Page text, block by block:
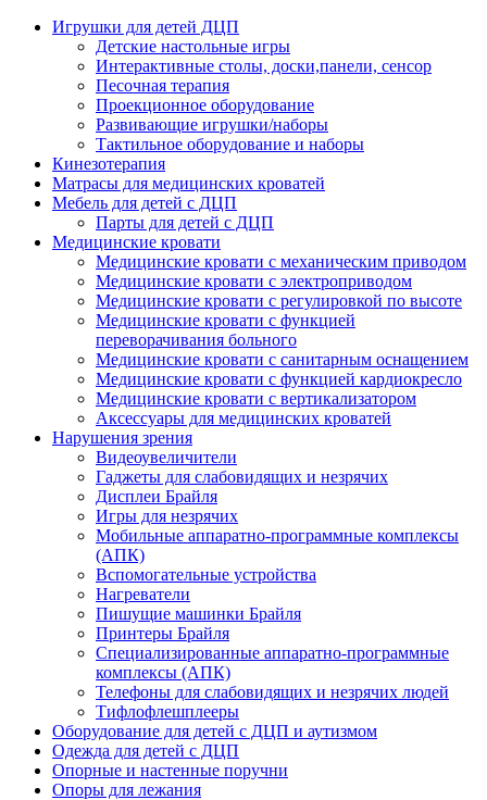
Игрушки для детей ДЦП
Детские настольные игры
Интерактивные столы, доски,панели, сенсор
Песочная терапия
Проекционное оборудование
Развивающие игрушки/наборы
Тактильное оборудование и наборы
Кинезотерапия
Матрасы для медицинских кроватей
Мебель для детей с ДЦП
Парты для детей с ДЦП
Медицинские кровати
Медицинские кровати с механическим приводом
Медицинские кровати с электроприводом
Медицинские кровати с регулировкой по высоте
Медицинские кровати с функцией
переворачивания больного
Медицинские кровати с санитарным оснащением
Медицинские кровати с функцией кардиокресло
Медицинские кровати с вертикализатором
Аксессуары для медицинских кроватей
Нарушения зрения
Видеоувеличители
Гаджеты для слабовидящих и незрячих
Дисплеи Брайля
Игры для незрячих
Мобильные аппаратно-программные комплексы
(АПК)
Вспомогательные устройства
Нагреватели
Пишущие машинки Брайля
Принтеры Брайля
Специализированные аппаратно-программные
комплексы (АПК)
Телефоны для слабовидящих и незрячих людей
Тифлофлешплееры
Оборудование для детей с ДЦП и аутизмом
Одежда для детей с ДЦП
Опорные и настенные поручни
Опоры для лежания